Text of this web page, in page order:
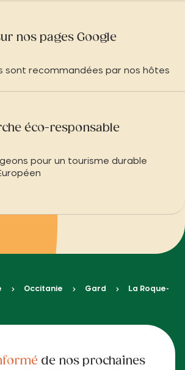
nos pages Google
sont recommandées par nos hôtes
éco-responsable
pour un tourisme durable
Occitanie Gard
La Roque-
de nos prochaines